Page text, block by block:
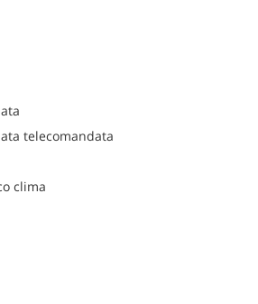
telecomandata
clima